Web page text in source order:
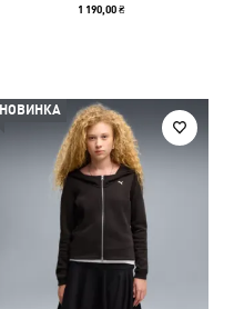
1 190,00 ₴
НОВИНКА